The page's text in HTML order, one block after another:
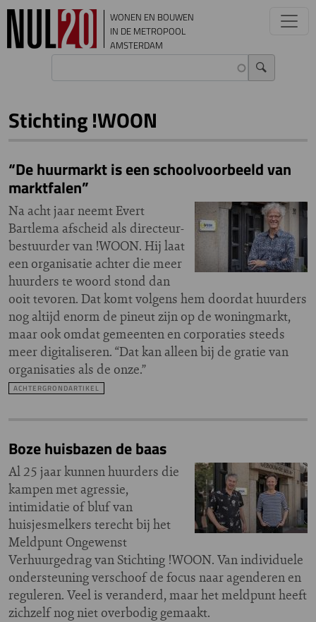
Overslaan en naar de inhoud gaan
WONEN EN BOUWEN
IN DE METROPOOL
AMSTERDAM
Stichting !WOON
“De huurmarkt is een schoolvoorbeeld van
marktfalen”
Na acht jaar neemt Evert
Bartlema afscheid als directeur-
bestuurder van !WOON. Hij laat
een organisatie achter die meer
huurders te woord stond dan
ooit tevoren. Dat komt volgens hem doordat huurders
nog altijd enorm de pineut zijn op de woningmarkt,
maar ook omdat gemeenten en corporaties steeds
meer digitaliseren. “Dat kan alleen bij de gratie van
organisaties als de onze.”
ACHTERGRONDARTIKEL
Boze huisbazen de baas
Al 25 jaar kunnen huurders die
kampen met agressie,
intimidatie of bluf van
huisjesmelkers terecht bij het
Meldpunt Ongewenst
Verhuurgedrag van Stichting !WOON. Van individuele
ondersteuning verschoof de focus naar agenderen en
reguleren. Veel is veranderd, maar het meldpunt heeft
zichzelf nog niet overbodig gemaakt.